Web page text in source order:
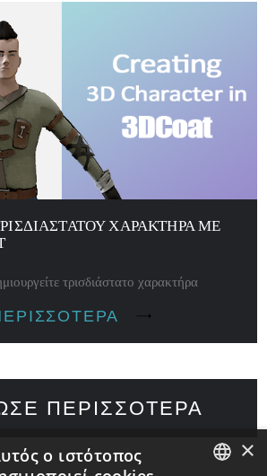
ΧΑΡΑΚΤΉΡΑ ΜΕ
τρισδιάστατο χαρακτήρα
ΠΕΡΙΣΣΌΤΕΡΑ
×
ο ιστότοπος